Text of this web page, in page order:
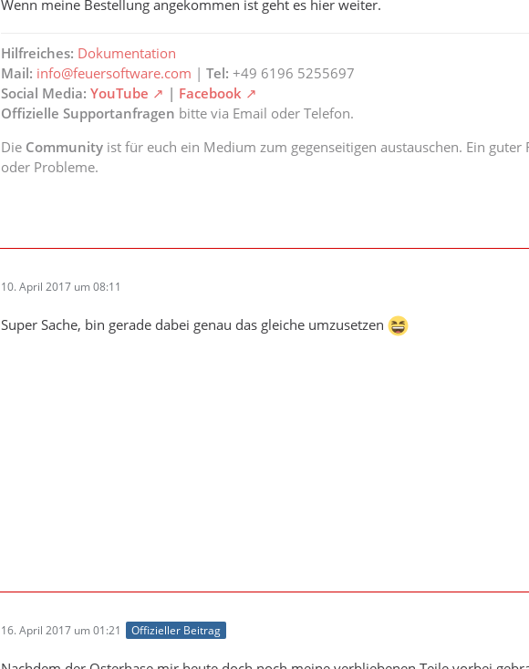
Wenn meine Bestellung angekommen ist geht es hier weiter.
Hilfreiches: Dokumentation
Mail: info@feuersoftware.com | Tel: +49 6196 5255697
Social Media: YouTube | Facebook
Offizielle Supportanfragen bitte via Email oder Telefon.
Die Community ist für euch ein Medium zum gegenseitigen austauschen. Ein
oder Probleme.
10. April 2017 um 08:11
Super Sache, bin gerade dabei genau das gleiche umzusetzen
16. April 2017 um 01:21 Offizieller Beitrag